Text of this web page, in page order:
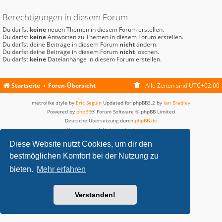
Diese Website nutzt Cookies, um dir den
bestmöglichen Komfort bei der Nutzung zu
bieten. Mehr erfahren
Verstanden!
Berechtigungen in diesem Forum
Du darfst keine neuen Themen in diesem Forum erstellen.
Du darfst keineAntworten zu Themen in diesem Forum erstellen.
Du darfst deine Beiträge in diesem Forum nichtändern.
Du darfst deine Beiträge in diesem Forum nicht löschen.
Du darfst keine Dateianhänge in diesem Forum erstellen.
Startseite Foren-Übersicht Alle Zeiten sind UTC+02:00
metrolike style by Eric Seguin Updated for phpBB3.2 by Ian Bradley
Powered by phpBB® Forum Software © phpBB Limited
Deutsche Übersetzung durch phpBB.de
Datenschutz|Nutzungsbedingungen